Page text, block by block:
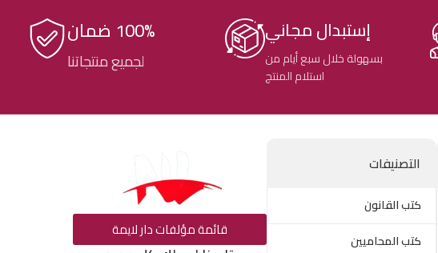
إستبدال مجاني
بسهولة خلال سبع أيام من
استلام المنتج
100% ضمان
لجميع منتجاتنا
التصنيفات
كتب القانون
كتب المحاميين
قائمة مؤلفات دار لايمة